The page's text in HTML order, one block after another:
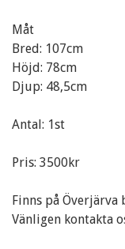
Måt
Bred: 107cm
Höjd: 78cm
Djup: 48,5cm
Antal: 1st
Pris: 3500kr
Finns på Överjärva
Vänligen kontakta